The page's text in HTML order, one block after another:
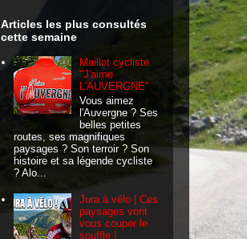
Articles les plus consultés
cette semaine
Maillot cycliste
"J'aime
L'AUVERGNE"
Vous aimez
l'Auvergne ? Ses
belles petites
routes, ses magnifiques
paysages ? Son terroir ? Son
histoire et sa légende cycliste
? Alo...
Jura à vélo | Ces
paysages vont
vous couper le
souffle !